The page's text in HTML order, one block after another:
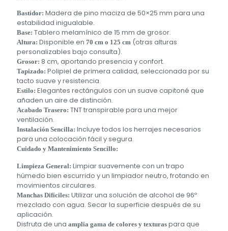
Bastidor: Madera de pino maciza de 50×25 mm para una
estabilidad inigualable.
Base: Tablero melamínico de 15 mm de grosor.
Altura: Disponible en 70 cm o 125 cm (otras alturas
personalizables bajo consulta).
Grosor: 8 cm, aportando presencia y confort.
Tapizado: Polipiel de primera calidad, seleccionada por su
tacto suave y resistencia.
Estilo: Elegantes rectángulos con un suave capitoné que
añaden un aire de distinción.
Acabado Trasero: TNT transpirable para una mejor
ventilación.
Instalación Sencilla: Incluye todos los herrajes necesarios
para una colocación fácil y segura.
Cuidado y Mantenimiento Sencillo:
Limpieza General: Limpiar suavemente con un trapo
húmedo bien escurrido y un limpiador neutro, frotando en
movimientos circulares.
Manchas Difíciles: Utilizar una solución de alcohol de 96º
mezclado con agua. Secar la superficie después de su
aplicación.
Disfruta de una amplia gama de colores y texturas para que